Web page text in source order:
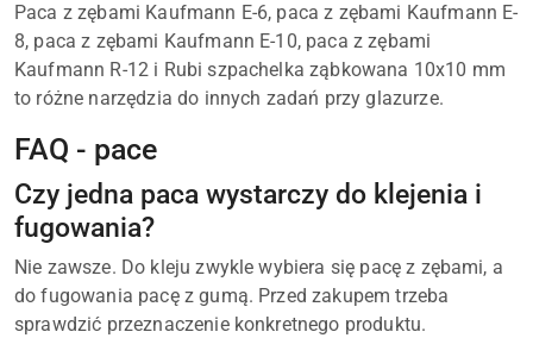
Paca z zębami Kaufmann E-6, paca z zębami Kaufmann E-
8, paca z zębami Kaufmann E-10, paca z zębami
Kaufmann R-12 i Rubi szpachelka ząbkowana 10x10 mm
to różne narzędzia do innych zadań przy glazurze.
FAQ - pace
Czy jedna paca wystarczy do klejenia i
fugowania?
Nie zawsze. Do kleju zwykle wybiera się pacę z zębami, a
do fugowania pacę z gumą. Przed zakupem trzeba
sprawdzić przeznaczenie konkretnego produktu.